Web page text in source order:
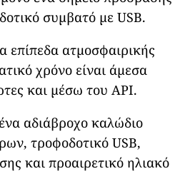
συμβατό με USB.
επίπεδα ατμοσφαιρικής
χρόνο είναι άμεσα
και μέσω του API.
αδιάβροχο καλώδιο
τροφοδοτικό USB,
και προαιρετικό ηλιακό